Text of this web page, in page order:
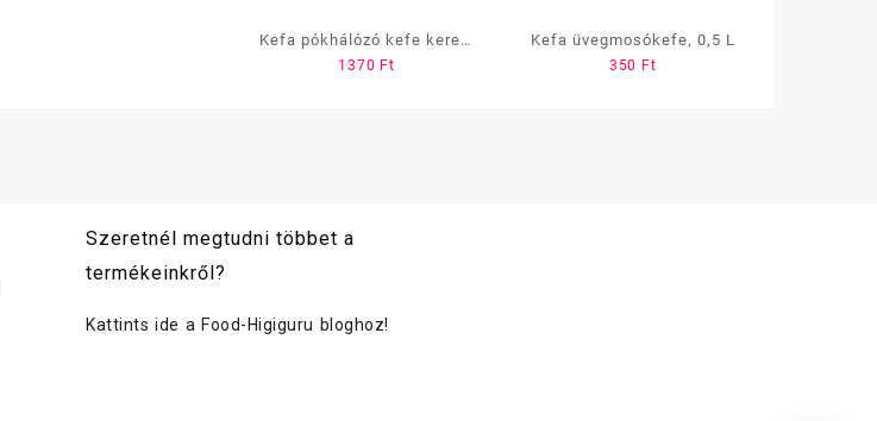
Kefa pókhálózó kefe kerek,
teleszkópos nyéllel
1370 Ft
Kefa üvegmosókefe, 0,5 L
350 Ft
Szeretnél megtudni többet a
termékeinkről?
Kattints ide a Food-Higiguru bloghoz!